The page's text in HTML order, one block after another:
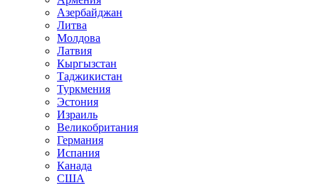
Азербайджан
Литва
Молдова
Латвия
Кыргызстан
Таджикистан
Туркмения
Эстония
Израиль
Великобритания
Германия
Испания
Канада
США